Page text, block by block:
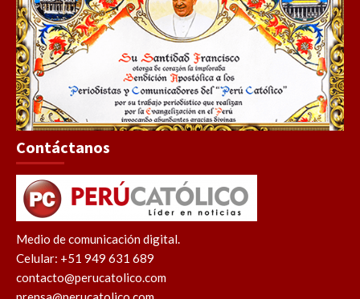
Contáctanos
Medio de comunicación digital.
Celular: +51 949 631 689
contacto@perucatolico.com